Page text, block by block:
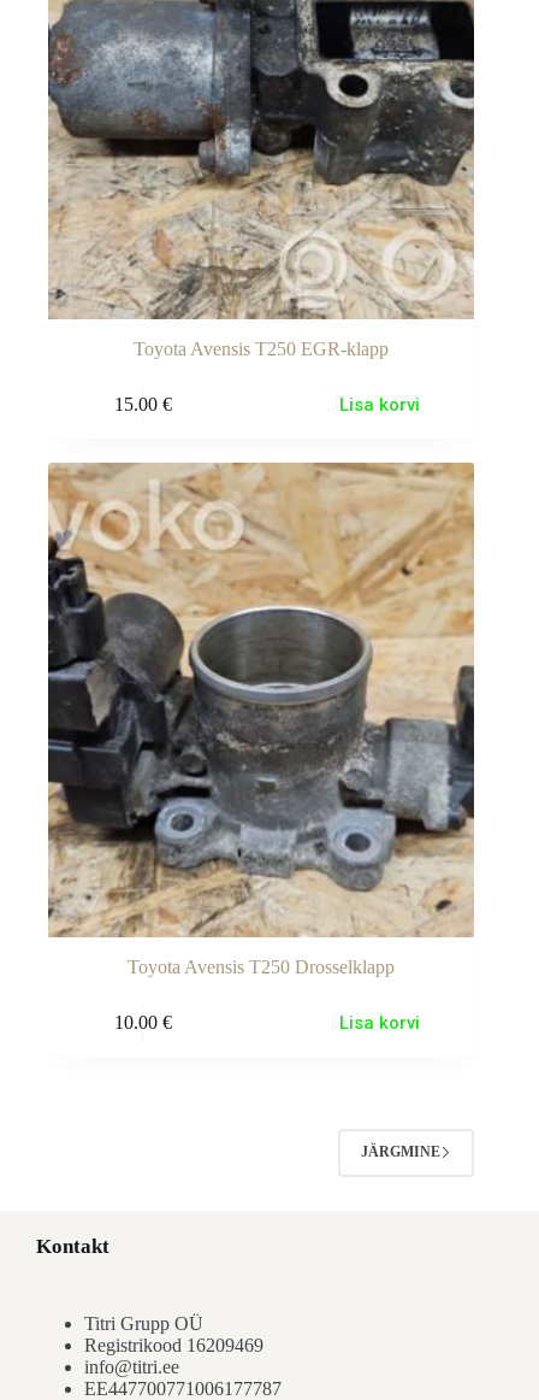
Toyota Avensis T250 EGR-klapp
15.00 € Lisa korvi
Toyota Avensis T250 Drosselklapp
10.00 € Lisa korvi
JÄRGMINE
Kontakt
Titri Grupp OÜ
Registrikood 16209469
info@titri.ee
EE447700771006177787